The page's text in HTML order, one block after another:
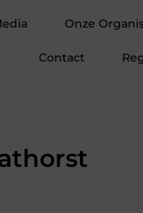
Onze
Contact